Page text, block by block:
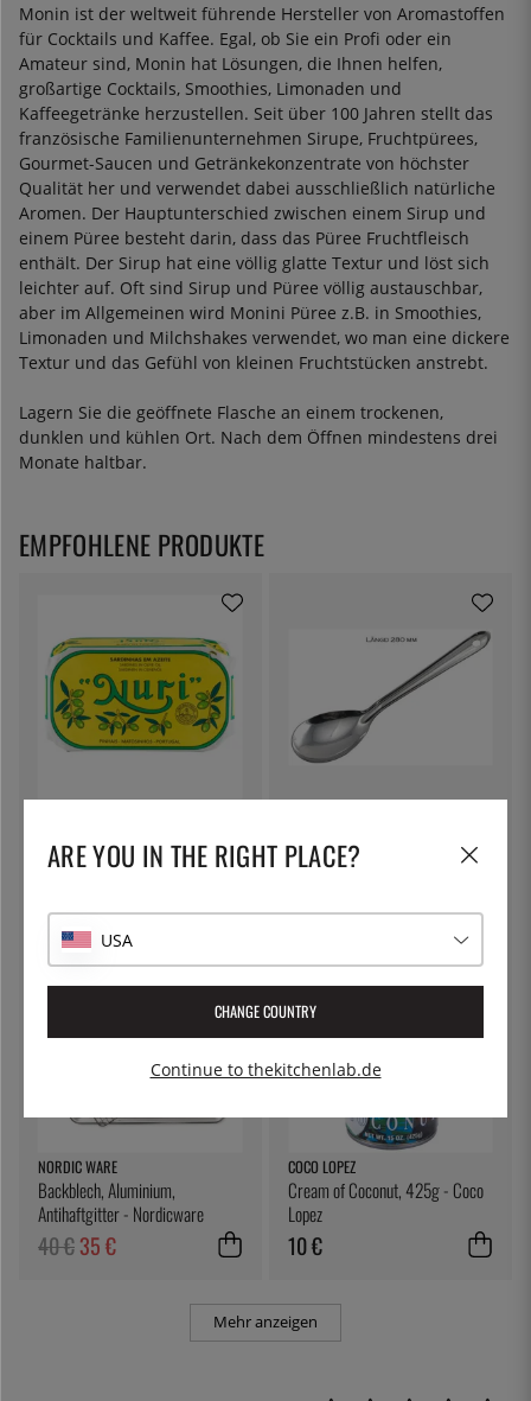
Monin ist der weltweit führende Hersteller von Aromastoffen
für Cocktails und Kaffee. Egal, ob Sie ein Profi oder ein
Amateur sind, Monin hat Lösungen, die Ihnen helfen,
großartige Cocktails, Smoothies, Limonaden und
Kaffeegetränke herzustellen. Seit über 100 Jahren stellt das
französische Familienunternehmen Sirupe, Fruchtpürees,
Gourmet-Saucen und Getränkekonzentrate von höchster
Qualität her und verwendet dabei ausschließlich natürliche
Aromen. Der Hauptunterschied zwischen einem Sirup und
einem Püree besteht darin, dass das Püree Fruchtfleisch
enthält. Der Sirup hat eine völlig glatte Textur und löst sich
leichter auf. Oft sind Sirup und Püree völlig austauschbar,
aber im Allgemeinen wird Monini Püree z.B. in Smoothies,
Limonaden und Milchshakes verwendet, wo man eine dickere
Textur und das Gefühl von kleinen Fruchtstücken anstrebt.
Lagern Sie die geöffnete Flasche an einem trockenen,
dunklen und kühlen Ort. Nach dem Öffnen mindestens drei
Monate haltbar.
13%
NORDIC WARE
Backblech, Aluminium,
Antihaftgitter - Nordicware
40 €35 €
COCO LOPEZ
Cream of Coconut, 425g - Coco
Lopez
10 €
Mehr anzeigen
EMPFOHLENE PRODUKTE
ARE YOU IN THE RIGHT PLACE?
USA
CHANGE COUNTRY
Continue to thekitchenlab.de